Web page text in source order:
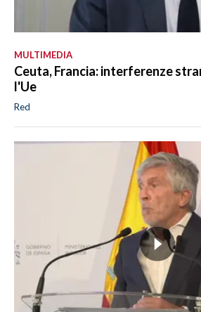
MULTIMEDIA
Ceuta, Francia: interferenze
l'Ue
Red